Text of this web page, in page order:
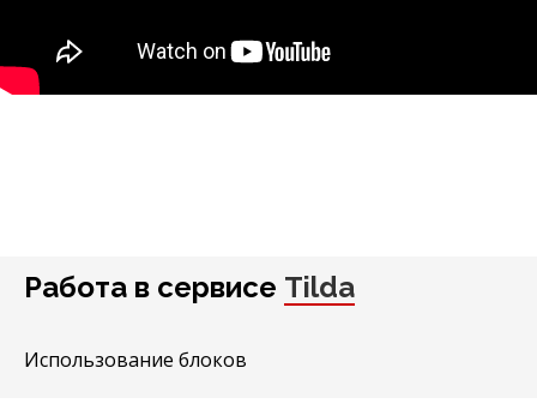
Работа в сервисе Tilda
Использование блоков